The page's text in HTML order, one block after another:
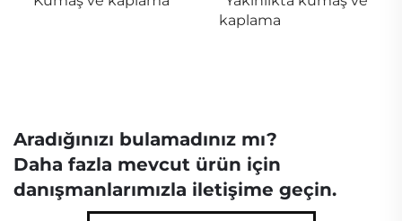
kaplama
Aradığınızı bulamadınız mı?
Daha fazla mevcut ürün için
danışmanlarımızla iletişime geçin.